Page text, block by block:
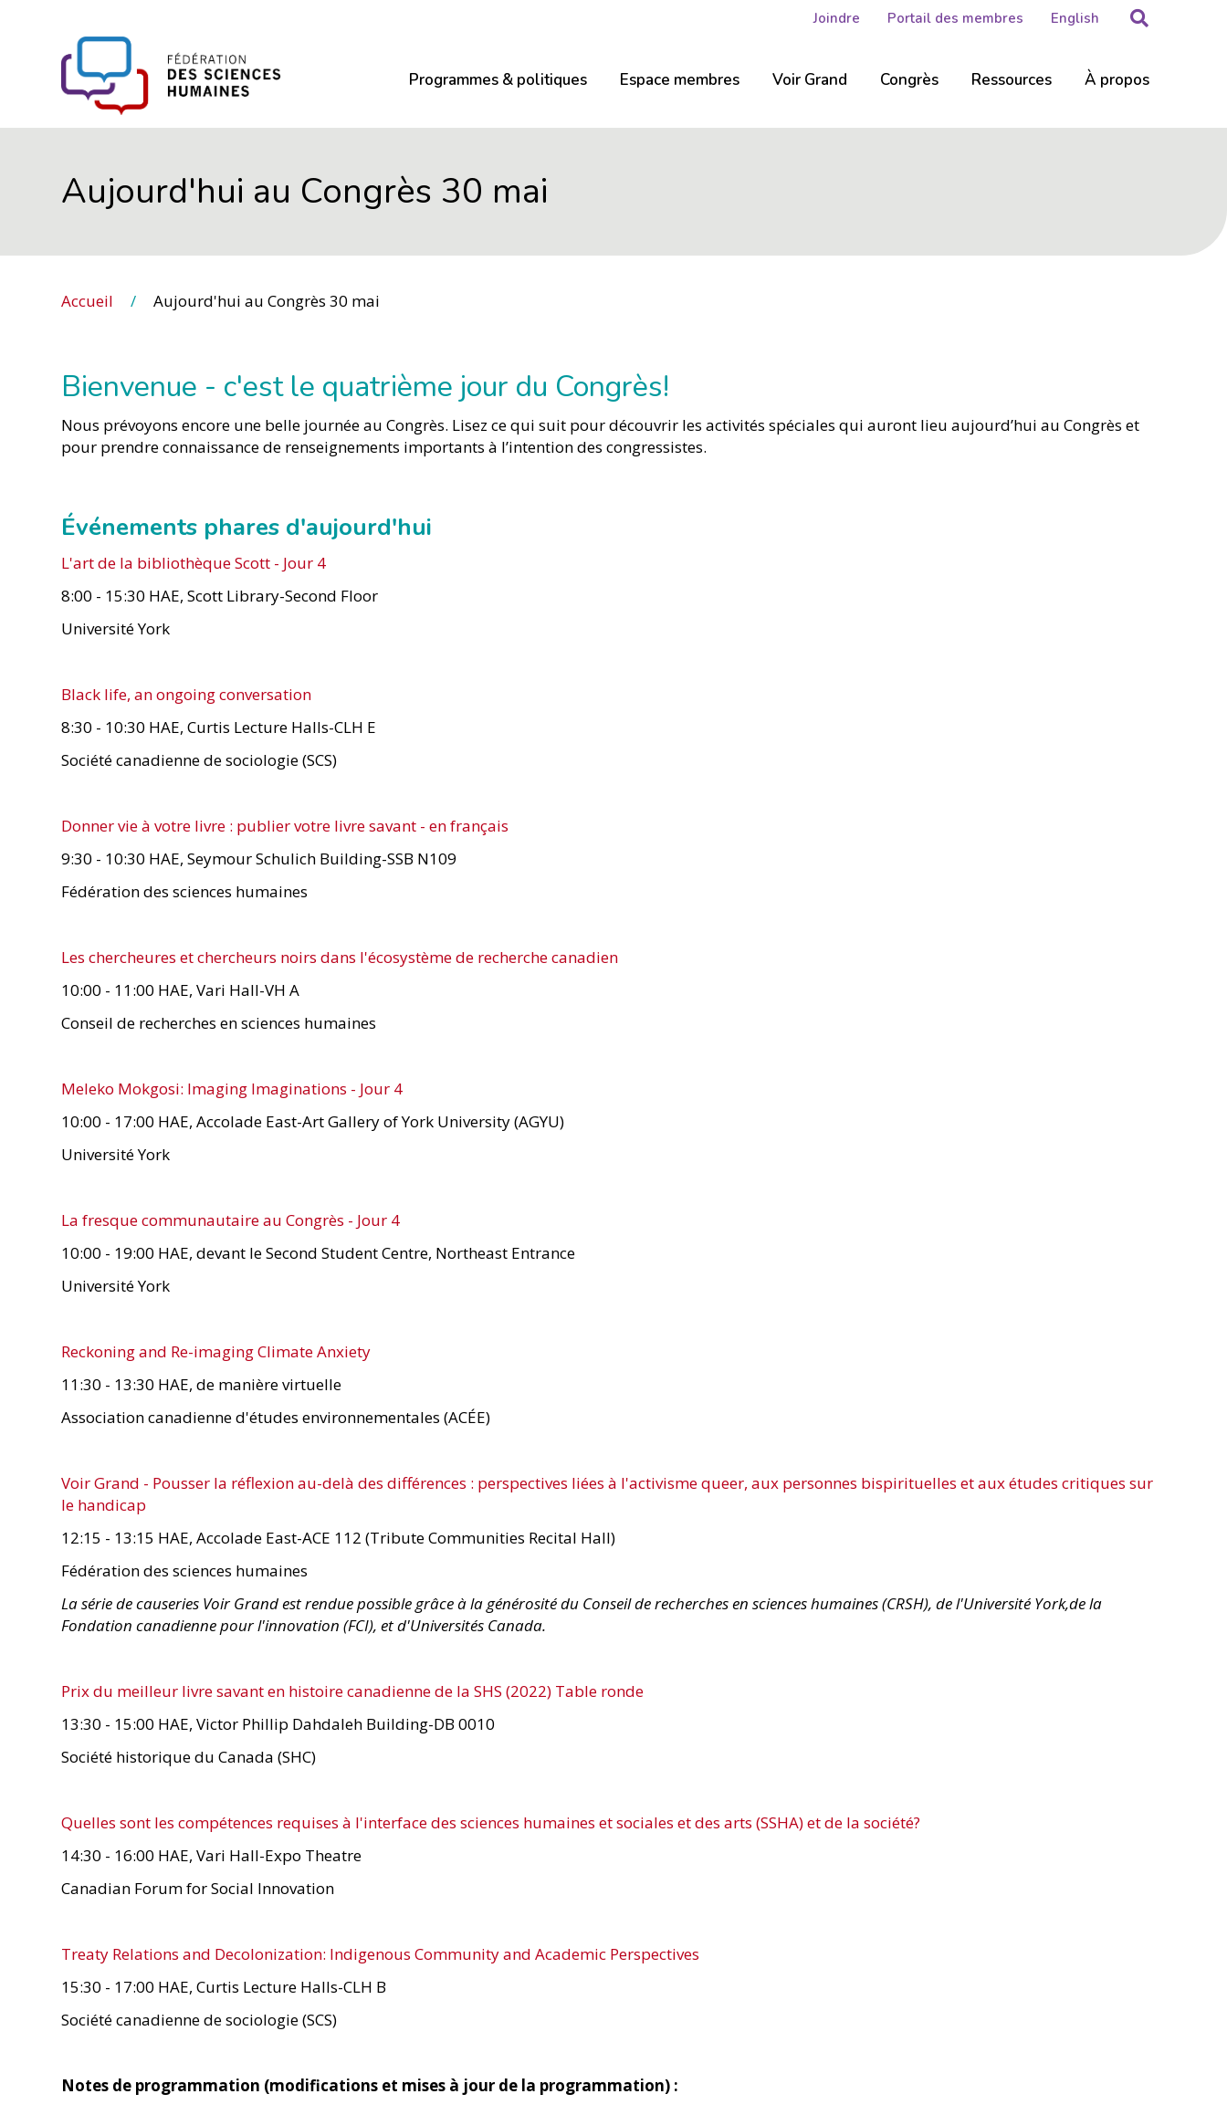
Joindre Portail des membres English Rechercher
FHSS
Programmes & politiques Espace membres Voir Grand Congrès Ressources À propos
Aujourd'hui au Congrès 30 mai
Accueil Aujourd'hui au Congrès 30 mai
Bienvenue - c'est le quatrième jour du Congrès!
Nous prévoyons encore une belle journée au Congrès. Lisez ce qui suit pour découvrir les activités spéciales qui auront lieu aujourd’hui au Congrès et
pour prendre connaissance de renseignements importants à l’intention des congressistes.
Événements phares d'aujourd'hui
L'art de la bibliothèque Scott - Jour 4
8:00 - 15:30 HAE, Scott Library-Second Floor
Université York
Black life, an ongoing conversation
8:30 - 10:30 HAE, Curtis Lecture Halls-CLH E
Société canadienne de sociologie (SCS)
Donner vie à votre livre : publier votre livre savant - en français
9:30 - 10:30 HAE, Seymour Schulich Building-SSB N109
Fédération des sciences humaines
Les chercheures et chercheurs noirs dans l'écosystème de recherche canadien
10:00 - 11:00 HAE, Vari Hall-VH A
Conseil de recherches en sciences humaines
Meleko Mokgosi: Imaging Imaginations - Jour 4
10:00 - 17:00 HAE, Accolade East-Art Gallery of York University (AGYU)
Université York
La fresque communautaire au Congrès - Jour 4
10:00 - 19:00 HAE, devant le Second Student Centre, Northeast Entrance
Université York
Reckoning and Re-imaging Climate Anxiety
11:30 - 13:30 HAE, de manière virtuelle
Association canadienne d'études environnementales (ACÉE)
Voir Grand - Pousser la réflexion au-delà des différences : perspectives liées à l'activisme queer, aux personnes bispirituelles et aux études critiques sur
le handicap
12:15 - 13:15 HAE, Accolade East-ACE 112 (Tribute Communities Recital Hall)
Fédération des sciences humaines
La série de causeries Voir Grand est rendue possible grâce à la générosité du Conseil de recherches en sciences humaines (CRSH), de l'Université York,de la
Fondation canadienne pour l'innovation (FCI), et d'Universités Canada.
Prix du meilleur livre savant en histoire canadienne de la SHS (2022) Table ronde
13:30 - 15:00 HAE, Victor Phillip Dahdaleh Building-DB 0010
Société historique du Canada (SHC)
Quelles sont les compétences requises à l'interface des sciences humaines et sociales et des arts (SSHA) et de la société?
14:30 - 16:00 HAE, Vari Hall-Expo Theatre
Canadian Forum for Social Innovation
Treaty Relations and Decolonization: Indigenous Community and Academic Perspectives
15:30 - 17:00 HAE, Curtis Lecture Halls-CLH B
Société canadienne de sociologie (SCS)
Notes de programmation (modifications et mises à jour de la programmation) :